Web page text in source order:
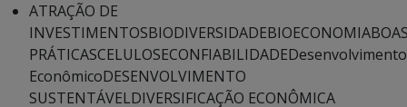
ATRAÇÃO DE
INVESTIMENTOSBIODIVERSIDADEBIOECONOMIA
PRÁTICASCELULOSECONFIABILIDADEDesenvolvimento
EconômicoDESENVOLVIMENTO
SUSTENTÁVELDIVERSIFICAÇÃO ECONÔMICA